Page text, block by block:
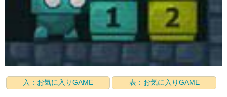
入：お気に入りGAME 表：お気に入りGAME